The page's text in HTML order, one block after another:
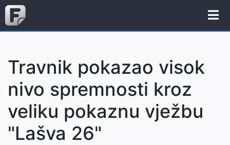
Travnik pokazao visok
nivo spremnosti kroz
veliku pokaznu vježbu
"Lašva 26"